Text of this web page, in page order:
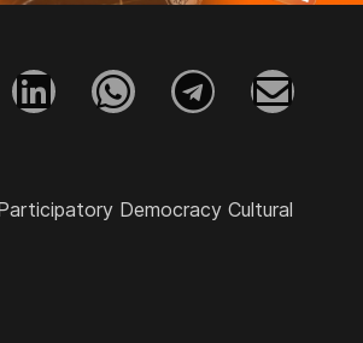
Democracy Cultural